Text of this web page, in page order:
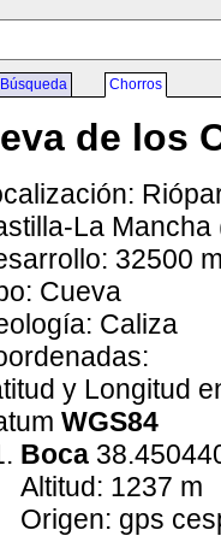
Búsqueda Chorros
de los
La Mancha
32500
Cueva
Caliza
y Longitud
WGS84
Boca
Altitud: 1237 m
Origen: gps